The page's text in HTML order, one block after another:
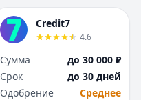
Тольятти
Томск
Тула
Тюмень
Ульяновск
Тольятти
Томск
Тула
Тюмень
Ульяновск
Credit7
4.6
Сумма
до 30 000 ₽
Срок
до 30 дней
Одобрение
Среднее